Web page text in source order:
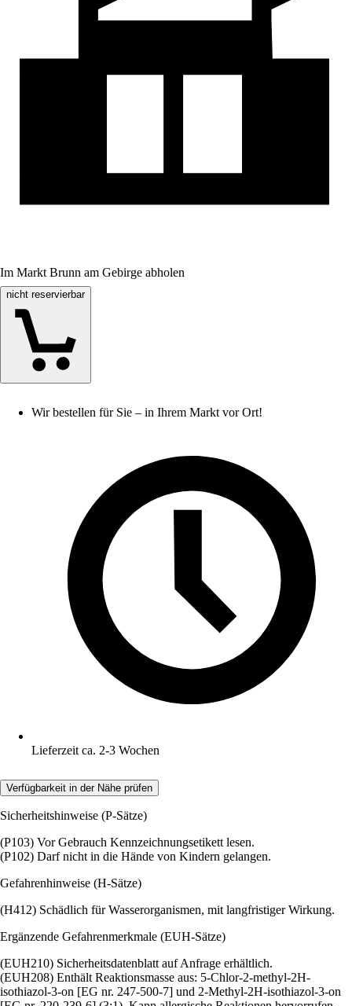
Im Markt Brunn am Gebirge abholen
nicht reservierbar
Wir bestellen für Sie – in Ihrem Markt vor Ort!
Lieferzeit ca. 2-3 Wochen
Verfügbarkeit in der Nähe prüfen
Sicherheitshinweise (P-Sätze)
(P103) Vor Gebrauch Kennzeichnungsetikett lesen.
(P102) Darf nicht in die Hände von Kindern gelangen.
Gefahrenhinweise (H-Sätze)
(H412) Schädlich für Wasserorganismen, mit langfristiger Wirkung.
Ergänzende Gefahrenmerkmale (EUH-Sätze)
(EUH210) Sicherheitsdatenblatt auf Anfrage erhältlich.
(EUH208) Enthält Reaktionsmasse aus: 5-Chlor-2-methyl-2H-
isothiazol-3-on [EG nr. 247-500-7] und 2-Methyl-2H-isothiazol-3-on